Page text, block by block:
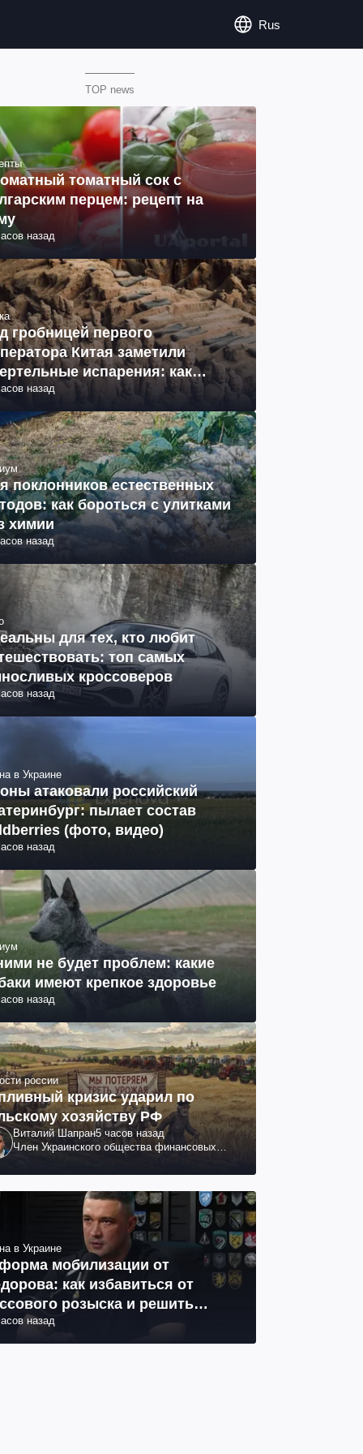
Rus
TOP news
томатный сок с
перцем: рецепт на
назад
гробницей первого
Китая заметили
испарения: как
(фото)
назад
поклонников естественных
как бороться с улитками
химии
назад
для тех, кто любит
топ самых
кроссоверов
назад
в Украине
атаковали российский
пылает состав
(фото, видео)
назад
не будет проблем: какие
имеют крепкое здоровье
назад
россии
кризис ударил по
хозяйству РФ
Виталий Шапран5 часов назад
Член Украинского общества финансовых
в Украине
мобилизации от
как избавиться от
розыска и решить
СОЧ
назад